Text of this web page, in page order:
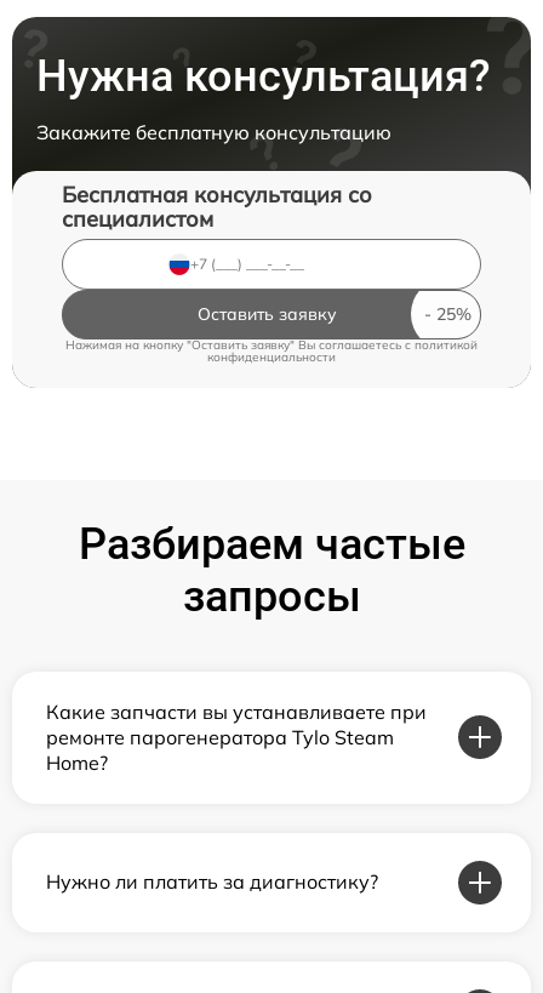
Нужна консультация?
Закажите бесплатную консультацию
Бесплатная консультация со
специалистом
Оставить заявку
Нажимая на кнопку "Оставить заявку" Вы соглашаетесь cполитикой
конфиденциальности
Разбираем частые
запросы
Какие запчасти вы устанавливаете при
ремонте парогенератора Tylo Steam
Home?
Нужно ли платить за диагностику?